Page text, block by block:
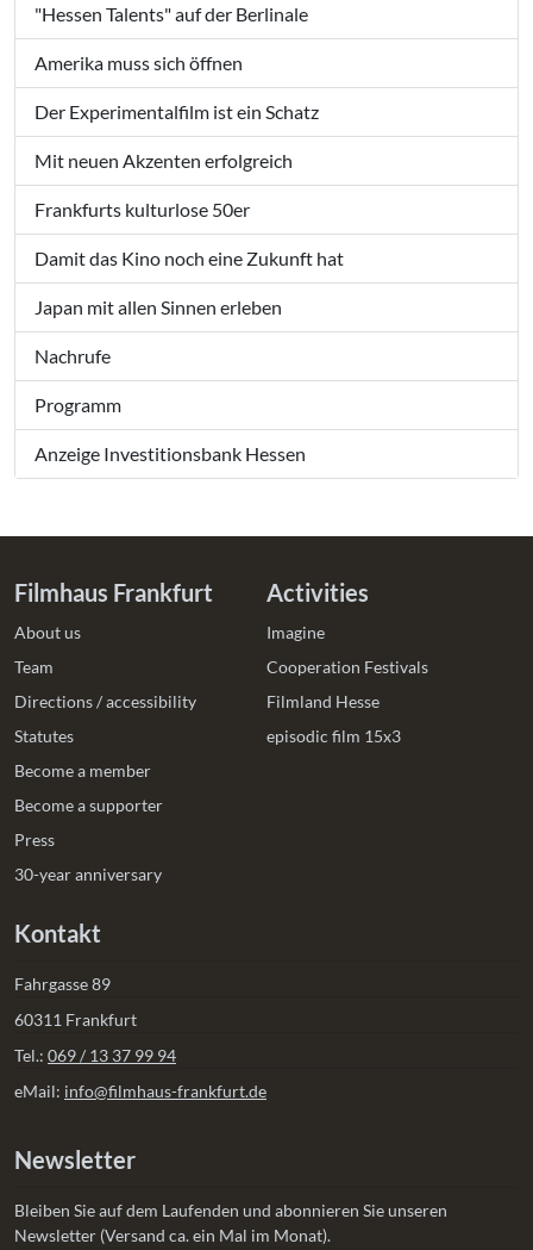
"Hessen Talents" auf der Berlinale
Amerika muss sich öffnen
Der Experimentalfilm ist ein Schatz
Mit neuen Akzenten erfolgreich
Frankfurts kulturlose 50er
Damit das Kino noch eine Zukunft hat
Japan mit allen Sinnen erleben
Nachrufe
Programm
Anzeige Investitionsbank Hessen
Filmhaus Frankfurt
About us
Team
Directions / accessibility
Statutes
Become a member
Become a supporter
Press
30-year anniversary
Activities
Imagine
Cooperation Festivals
Filmland Hesse
episodic film 15x3
Kontakt
Fahrgasse 89
60311 Frankfurt
Tel.: 069 / 13 37 99 94
eMail: info@filmhaus-frankfurt.de
Newsletter
Bleiben Sie auf dem Laufenden und abonnieren Sie unseren
Newsletter (Versand ca. ein Mal im Monat).